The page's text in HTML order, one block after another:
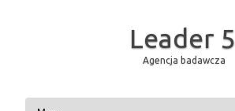
Leader 5
Agencja badawcza
Przejdź do treści